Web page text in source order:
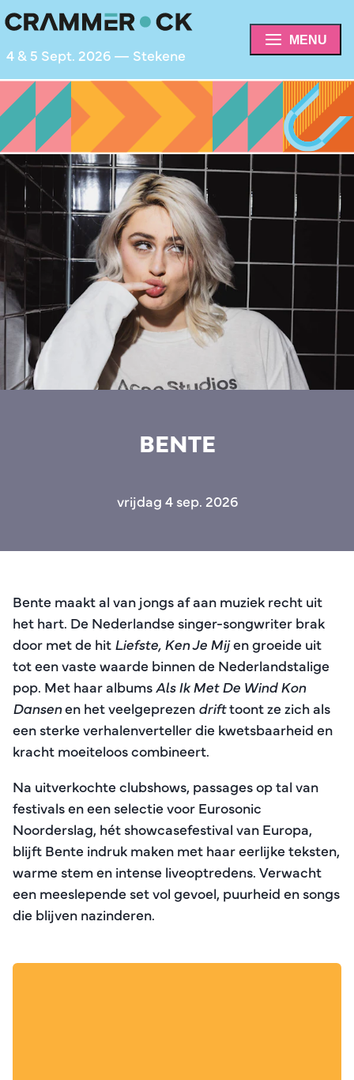
4 & 5 Sept. 2026 — Stekene
MENU
BENTE
vrijdag 4 sep. 2026
Bente maakt al van jongs af aan muziek recht uit
het hart. De Nederlandse singer-songwriter brak
door met de hit Liefste, Ken Je Mijen groeide uit
tot een vaste waarde binnen de Nederlandstalige
pop. Met haar albumsAls Ik Met De Wind Kon
Dansenen het veelgeprezen drifttoont ze zich als
een sterke verhalenverteller die kwetsbaarheid en
kracht moeiteloos combineert.
Na uitverkochte clubshows, passages op tal van
festivals en een selectie voor Eurosonic
Noorderslag, hét showcasefestival van Europa,
blijft Bente indruk maken met haar eerlijke teksten,
warme stem en intense liveoptredens. Verwacht
een meeslepende set vol gevoel, puurheid en songs
die blijven nazinderen.